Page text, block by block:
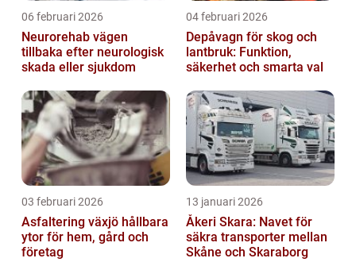
06 februari 2026
Neurorehab vägen
tillbaka efter neurologisk
skada eller sjukdom
04 februari 2026
Depåvagn för skog och
lantbruk: Funktion,
säkerhet och smarta val
03 februari 2026
Asfaltering växjö hållbara
ytor för hem, gård och
företag
13 januari 2026
Åkeri Skara: Navet för
säkra transporter mellan
Skåne och Skaraborg